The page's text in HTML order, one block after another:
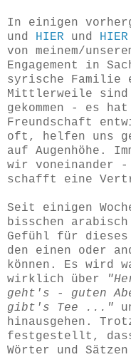
In einigen
und HIER und HIER
von meinem/
Engagement in
syrische Familie
Mittlerweile sind
gekommen - es
Freundschaft
oft, helfen uns
auf Augenhöhe.
wir voneinander
schafft eine
Seit einigen
bisschen
Gefühl für dieses
den einen oder
können. Es wird
wirklich über
geht's - guten
gibt's Tee ..."
hinausgehen.
festgestellt, dass
Wörter und